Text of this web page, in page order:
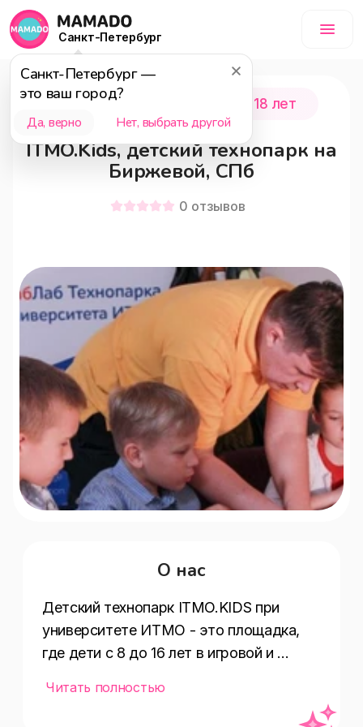
Санкт-Петербург
Санкт-Петербург—
это ваш город?
Да, верно Нет, выбрать другой
Санкт-Петербург 0 - 18 лет
ITMO.Kids, детский технопарк на
Биржевой, СПб
0 отзывов
О нас
Детский технопарк ITMO.KIDS при
университете ИТМО - это площадка,
где дети с 8 до 16 лет в игровой и
будущего и с пользой провести время:
Читать полностью